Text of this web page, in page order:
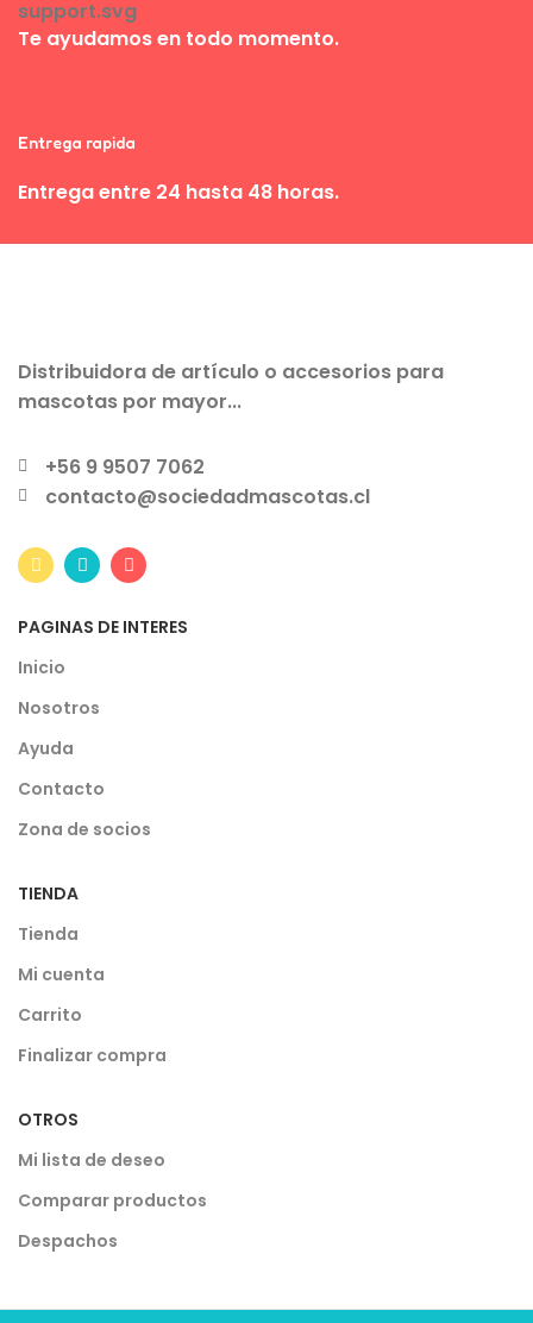
Te ayudamos en todo momento.
Entrega rapida
Entrega entre 24 hasta 48 horas.
Distribuidora de artículo o accesorios para
mascotas por mayor...
+56 9 9507 7062
contacto@sociedadmascotas.cl
PAGINAS DE INTERES
Inicio
Nosotros
Ayuda
Contacto
Zona de socios
TIENDA
Tienda
Mi cuenta
Carrito
Finalizar compra
OTROS
Mi lista de deseo
Comparar productos
Despachos